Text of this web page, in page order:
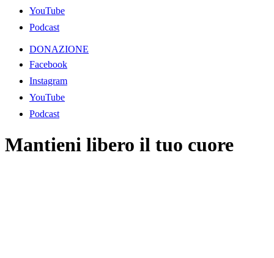
YouTube
Podcast
DONAZIONE
Facebook
Instagram
YouTube
Podcast
Mantieni libero il tuo cuore